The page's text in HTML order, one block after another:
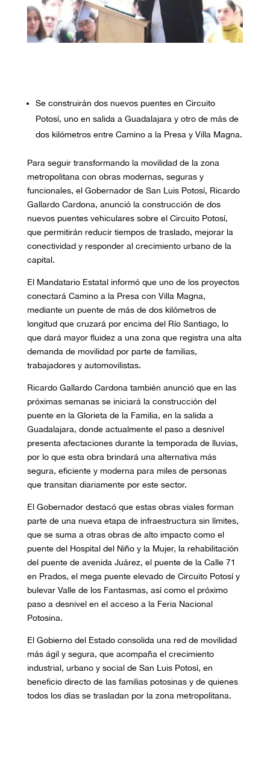
Se construirán dos nuevos puentes en Circuito
Potosí, uno en salida a Guadalajara y otro de más de
dos kilómetros entre Camino a la Presa y Villa Magna.
Para seguir transformando la movilidad de la zona
metropolitana con obras modernas, seguras y
funcionales, el Gobernador de San Luis Potosí, Ricardo
Gallardo Cardona, anunció la construcción de dos
nuevos puentes vehiculares sobre el Circuito Potosí,
que permitirán reducir tiempos de traslado, mejorar la
conectividad y responder al crecimiento urbano de la
capital.
El Mandatario Estatal informó que uno de los proyectos
conectará Camino a la Presa con Villa Magna,
mediante un puente de más de dos kilómetros de
longitud que cruzará por encima del Río Santiago, lo
que dará mayor fluidez a una zona que registra una alta
demanda de movilidad por parte de familias,
trabajadores y automovilistas.
Ricardo Gallardo Cardona también anunció que en las
próximas semanas se iniciará la construcción del
puente en la Glorieta de la Familia, en la salida a
Guadalajara, donde actualmente el paso a desnivel
presenta afectaciones durante la temporada de lluvias,
por lo que esta obra brindará una alternativa más
segura, eficiente y moderna para miles de personas
que transitan diariamente por este sector.
El Gobernador destacó que estas obras viales forman
parte de una nueva etapa de infraestructura sin límites,
que se suma a otras obras de alto impacto como el
puente del Hospital del Niño y la Mujer, la rehabilitación
del puente de avenida Juárez, el puente de la Calle 71
en Prados, el mega puente elevado de Circuito Potosí y
bulevar Valle de los Fantasmas, así como el próximo
paso a desnivel en el acceso a la Feria Nacional
Potosina.
El Gobierno del Estado consolida una red de movilidad
más ágil y segura, que acompaña el crecimiento
industrial, urbano y social de San Luis Potosí, en
beneficio directo de las familias potosinas y de quienes
todos los días se trasladan por la zona metropolitana.